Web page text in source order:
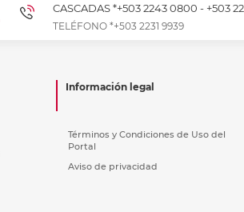
CASCADAS *+503 2243 0800 - +503
TELÉFONO *+503 2231 9939
Información legal
Términos y Condiciones de Uso del
Portal
Aviso de privacidad